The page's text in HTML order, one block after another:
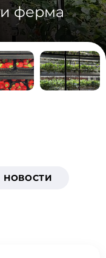
ферма
НОВОСТИ